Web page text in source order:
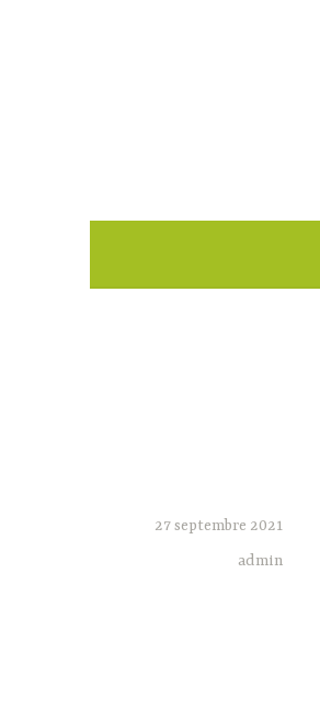
27 septembre 2021
admin